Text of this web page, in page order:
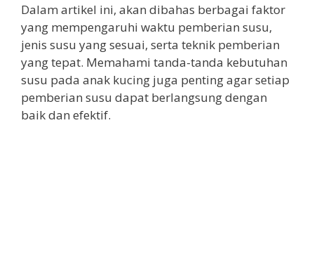
Dalam artikel ini, akan dibahas berbagai faktor
yang mempengaruhi waktu pemberian susu,
jenis susu yang sesuai, serta teknik pemberian
yang tepat. Memahami tanda-tanda kebutuhan
susu pada anak kucing juga penting agar setiap
pemberian susu dapat berlangsung dengan
baik dan efektif.